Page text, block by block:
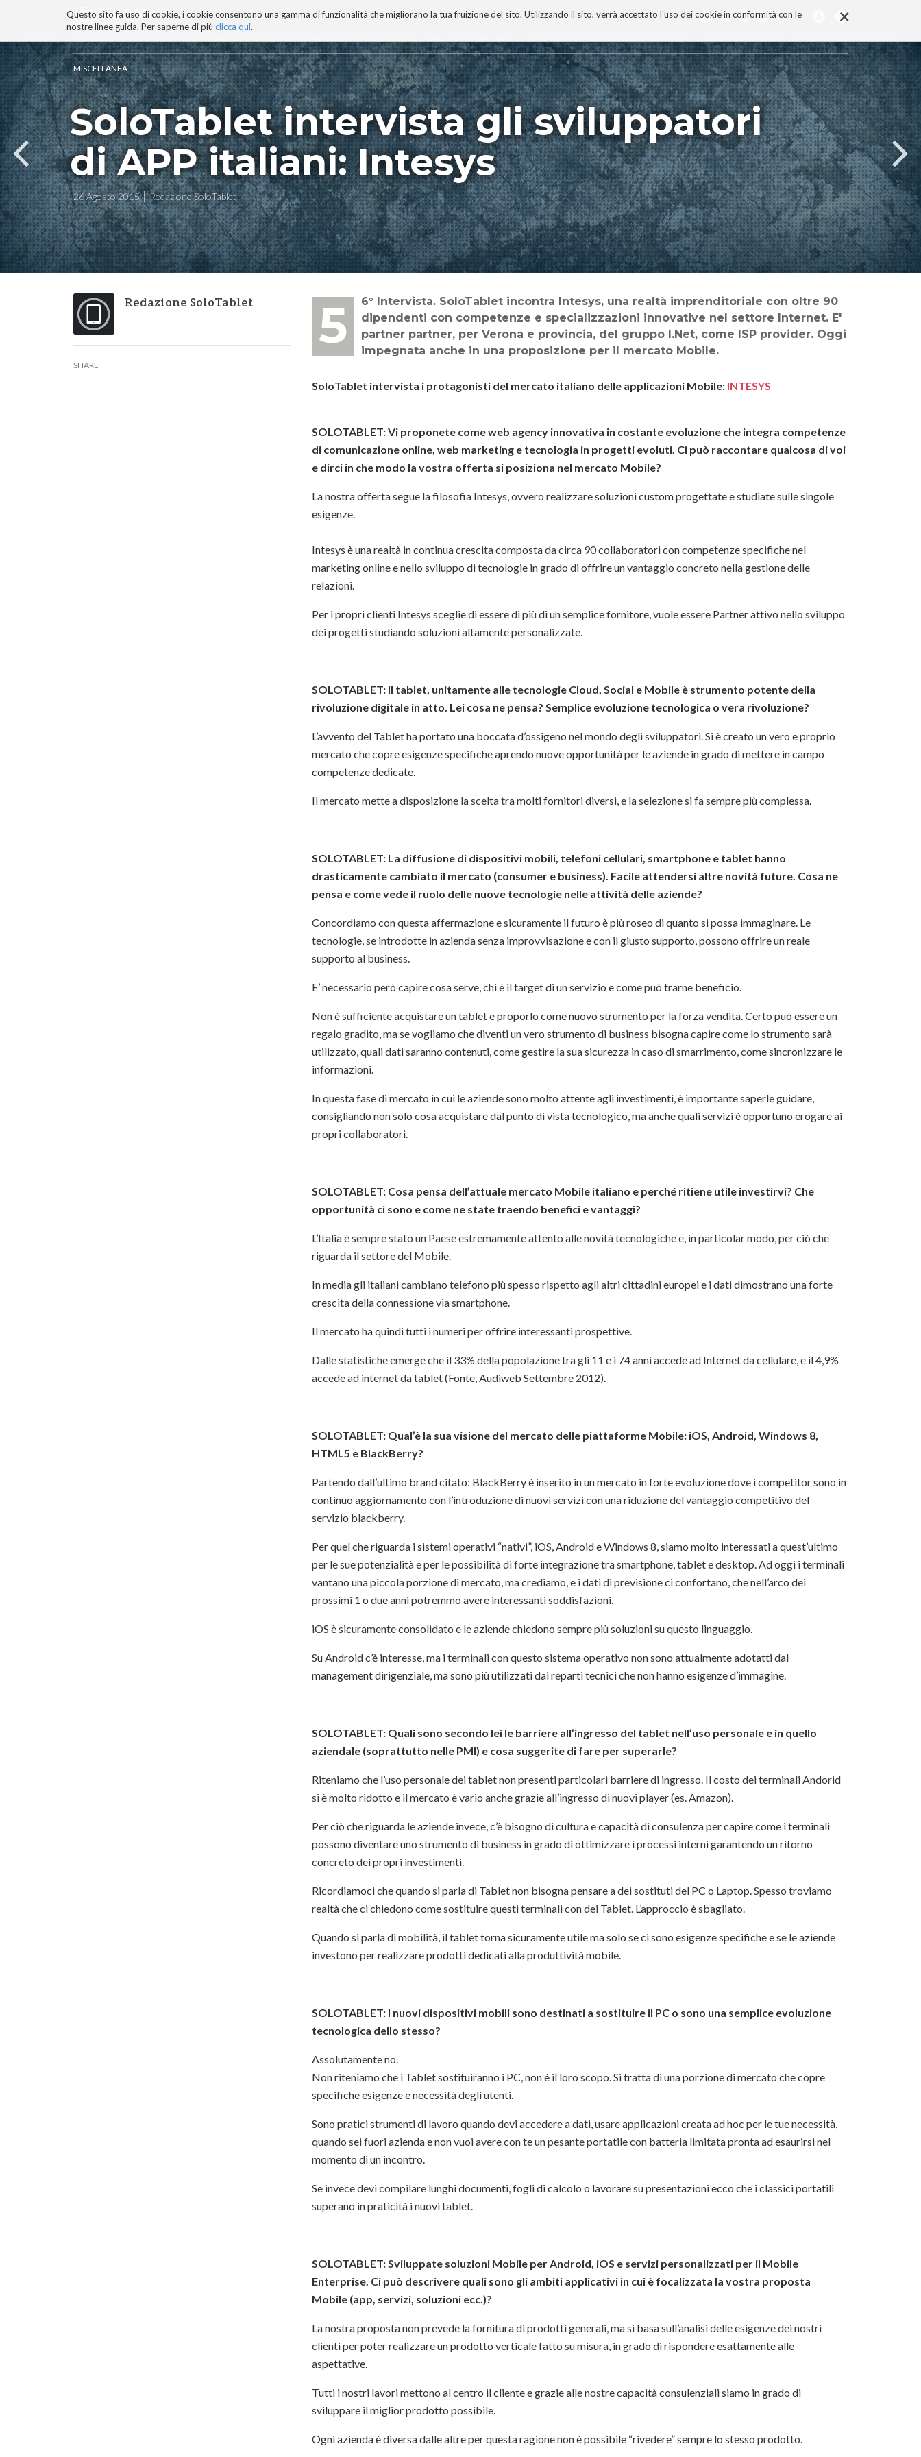
×
Questo sito fa uso di cookie, i cookie consentono una gamma di funzionalità che migliorano la tua fruizione del sito. Utilizzando il sito, verrà accettato l'uso dei cookie in conformità con le
nostre linee guida. Per saperne di più clicca qui.
BLOG TECNOCONSAPEVOLEZZA TECNOBIBLIOGRAFIA I MIEI LIBRI PROGETTO
ai
contenuti.
|
Salta
alla
navigazione
MISCELLANEA
SoloTablet intervista gli sviluppatori
di APP italiani: Intesys
26 Agosto 2015 Redazione SoloTablet
Redazione SoloTablet
SHARE
56° Intervista. SoloTablet incontra Intesys, una realtà imprenditoriale con oltre 90
dipendenti con competenze e specializzazioni innovative nel settore Internet. E'
partner partner, per Verona e provincia, del gruppo I.Net, come ISP provider. Oggi
impegnata anche in una proposizione per il mercato Mobile.
SoloTablet intervista i protagonisti del mercato italiano delle applicazioni Mobile: INTESYS
SOLOTABLET: Vi proponete come web agency innovativa in costante evoluzione che integra competenze
di comunicazione online, web marketing e tecnologia in progetti evoluti. Ci può raccontare qualcosa di voi
e dirci in che modo la vostra offerta si posiziona nel mercato Mobile?
La nostra offerta segue la filosofia Intesys, ovvero realizzare soluzioni custom progettate e studiate sulle singole
esigenze.
Intesys è una realtà in continua crescita composta da circa 90 collaboratori con competenze specifiche nel
marketing online e nello sviluppo di tecnologie in grado di offrire un vantaggio concreto nella gestione delle
relazioni.
Per i propri clienti Intesys sceglie di essere di più di un semplice fornitore, vuole essere Partner attivo nello sviluppo
dei progetti studiando soluzioni altamente personalizzate.
SOLOTABLET: Il tablet, unitamente alle tecnologie Cloud, Social e Mobile è strumento potente della
rivoluzione digitale in atto. Lei cosa ne pensa? Semplice evoluzione tecnologica o vera rivoluzione?
L’avvento del Tablet ha portato una boccata d’ossigeno nel mondo degli sviluppatori. Si è creato un vero e proprio
mercato che copre esigenze specifiche aprendo nuove opportunità per le aziende in grado di mettere in campo
competenze dedicate.
Il mercato mette a disposizione la scelta tra molti fornitori diversi, e la selezione si fa sempre più complessa.
SOLOTABLET: La diffusione di dispositivi mobili, telefoni cellulari, smartphone e tablet hanno
drasticamente cambiato il mercato (consumer e business). Facile attendersi altre novità future. Cosa ne
pensa e come vede il ruolo delle nuove tecnologie nelle attività delle aziende?
Concordiamo con questa affermazione e sicuramente il futuro è più roseo di quanto si possa immaginare. Le
tecnologie, se introdotte in azienda senza improvvisazione e con il giusto supporto, possono offrire un reale
supporto al business.
E’ necessario però capire cosa serve, chi è il target di un servizio e come può trarne beneficio.
Non è sufficiente acquistare un tablet e proporlo come nuovo strumento per la forza vendita. Certo può essere un
regalo gradito, ma se vogliamo che diventi un vero strumento di business bisogna capire come lo strumento sarà
utilizzato, quali dati saranno contenuti, come gestire la sua sicurezza in caso di smarrimento, come sincronizzare le
informazioni.
In questa fase di mercato in cui le aziende sono molto attente agli investimenti, è importante saperle guidare,
consigliando non solo cosa acquistare dal punto di vista tecnologico, ma anche quali servizi è opportuno erogare ai
propri collaboratori.
SOLOTABLET: Cosa pensa dell’attuale mercato Mobile italiano e perché ritiene utile investirvi? Che
opportunità ci sono e come ne state traendo benefici e vantaggi?
L’Italia è sempre stato un Paese estremamente attento alle novità tecnologiche e, in particolar modo, per ciò che
riguarda il settore del Mobile.
In media gli italiani cambiano telefono più spesso rispetto agli altri cittadini europei e i dati dimostrano una forte
crescita della connessione via smartphone.
Il mercato ha quindi tutti i numeri per offrire interessanti prospettive.
Dalle statistiche emerge che il 33% della popolazione tra gli 11 e i 74 anni accede ad Internet da cellulare, e il 4,9%
accede ad internet da tablet (Fonte, Audiweb Settembre 2012).
SOLOTABLET: Qual’è la sua visione del mercato delle piattaforme Mobile: iOS, Android, Windows 8,
HTML5 e BlackBerry?
Partendo dall’ultimo brand citato: BlackBerry è inserito in un mercato in forte evoluzione dove i competitor sono in
continuo aggiornamento con l’introduzione di nuovi servizi con una riduzione del vantaggio competitivo del
servizio blackberry.
Per quel che riguarda i sistemi operativi “nativi”, iOS, Android e Windows 8, siamo molto interessati a quest’ultimo
per le sue potenzialità e per le possibilità di forte integrazione tra smartphone, tablet e desktop. Ad oggi i terminali
vantano una piccola porzione di mercato, ma crediamo, e i dati di previsione ci confortano, che nell’arco dei
prossimi 1 o due anni potremmo avere interessanti soddisfazioni.
iOS è sicuramente consolidato e le aziende chiedono sempre più soluzioni su questo linguaggio.
Su Android c’è interesse, ma i terminali con questo sistema operativo non sono attualmente adotatti dal
management dirigenziale, ma sono più utilizzati dai reparti tecnici che non hanno esigenze d’immagine.
SOLOTABLET: Quali sono secondo lei le barriere all’ingresso del tablet nell’uso personale e in quello
aziendale (soprattutto nelle PMI) e cosa suggerite di fare per superarle?
Riteniamo che l’uso personale dei tablet non presenti particolari barriere di ingresso. Il costo dei terminali Andorid
si è molto ridotto e il mercato è vario anche grazie all’ingresso di nuovi player (es. Amazon).
Per ciò che riguarda le aziende invece, c’è bisogno di cultura e capacità di consulenza per capire come i terminali
possono diventare uno strumento di business in grado di ottimizzare i processi interni garantendo un ritorno
concreto dei propri investimenti.
Ricordiamoci che quando si parla di Tablet non bisogna pensare a dei sostituti del PC o Laptop. Spesso troviamo
realtà che ci chiedono come sostituire questi terminali con dei Tablet. L’approccio è sbagliato.
Quando si parla di mobilità, il tablet torna sicuramente utile ma solo se ci sono esigenze specifiche e se le aziende
investono per realizzare prodotti dedicati alla produttività mobile.
SOLOTABLET: I nuovi dispositivi mobili sono destinati a sostituire il PC o sono una semplice evoluzione
tecnologica dello stesso?
Assolutamente no.
Non riteniamo che i Tablet sostituiranno i PC, non è il loro scopo. Si tratta di una porzione di mercato che copre
specifiche esigenze e necessità degli utenti.
Sono pratici strumenti di lavoro quando devi accedere a dati, usare applicazioni creata ad hoc per le tue necessità,
quando sei fuori azienda e non vuoi avere con te un pesante portatile con batteria limitata pronta ad esaurirsi nel
momento di un incontro.
Se invece devi compilare lunghi documenti, fogli di calcolo o lavorare su presentazioni ecco che i classici portatili
superano in praticità i nuovi tablet.
SOLOTABLET: Sviluppate soluzioni Mobile per Android, iOS e servizi personalizzati per il Mobile
Enterprise. Ci può descrivere quali sono gli ambiti applicativi in cui è focalizzata la vostra proposta
Mobile (app, servizi, soluzioni ecc.)?
La nostra proposta non prevede la fornitura di prodotti generali, ma si basa sull’analisi delle esigenze dei nostri
clienti per poter realizzare un prodotto verticale fatto su misura, in grado di rispondere esattamente alle
aspettative.
Tutti i nostri lavori mettono al centro il cliente e grazie alle nostre capacità consulenziali siamo in grado di
sviluppare il miglior prodotto possibile.
Ogni azienda è diversa dalle altre per questa ragione non è possibile “rivedere” sempre lo stesso prodotto.